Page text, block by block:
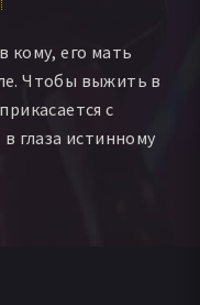
кому, его мать
Чтобы выжить в
с
глаза истинному